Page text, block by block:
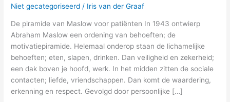
Niet gecategoriseerd / Iris van der Graaf
De piramide van Maslow voor patiënten In 1943 ontwierp
Abraham Maslow een ordening van behoeften; de
motivatiepiramide. Helemaal onderop staan de lichamelijke
behoeften; eten, slapen, drinken. Dan veiligheid en zekerheid;
een dak boven je hoofd, werk. In het midden zitten de sociale
contacten; liefde, vriendschappen. Dan komt de waardering,
erkenning en respect. Gevolgd door persoonlijke […]